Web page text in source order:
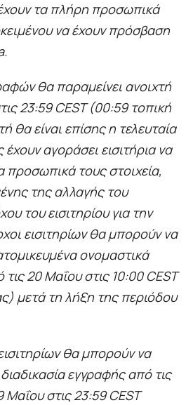
τα πλήρη προσωπικά
να έχουν πρόσβαση
θα παραμείνει ανοιχτή
23:59 CEST (00:59 τοπική
θα είναι επίσης η τελευταία
έχουν αγοράσει εισιτήρια να
τους στοιχεία,
της αλλαγής του
του εισιτηρίου για την
εισιτηρίων θα μπορούν να
ονομαστικά
τις 20 Μαΐου στις 10:00 CEST
μετά τη λήξη της περιόδου
θα μπορούν να
εγγραφής από τις
Μαΐου στις 23:59 CEST